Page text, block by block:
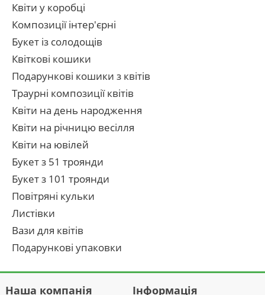
Квіти у коробці
Композиції інтер'єрні
Букет із солодощів
Квіткові кошики
Подарункові кошики з квітів
Траурні композиції квітів
Квіти на день народження
Квіти на річницю весілля
Квіти на ювілей
Букет з 51 троянди
Букет з 101 троянди
Повітряні кульки
Листівки
Вази для квітів
Подарункові упаковки
Наша компанія Інформація